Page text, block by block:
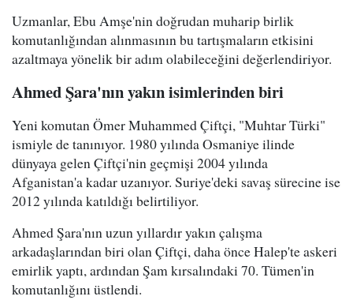
Uzmanlar, Ebu Amşe'nin doğrudan muharip birlik
komutanlığından alınmasının bu tartışmaların etkisini
azaltmaya yönelik bir adım olabileceğini değerlendiriyor.
Ahmed Şara'nın yakın isimlerinden biri
Yeni komutan Ömer Muhammed Çiftçi, "Muhtar Türki"
ismiyle de tanınıyor. 1980 yılında Osmaniye ilinde
dünyaya gelen Çiftçi'nin geçmişi 2004 yılında
Afganistan'a kadar uzanıyor. Suriye'deki savaş sürecine ise
2012 yılında katıldığı belirtiliyor.
Ahmed Şara'nın uzun yıllardır yakın çalışma
arkadaşlarından biri olan Çiftçi, daha önce Halep'te askeri
emirlik yaptı, ardından Şam kırsalındaki 70. Tümen'in
komutanlığını üstlendi.